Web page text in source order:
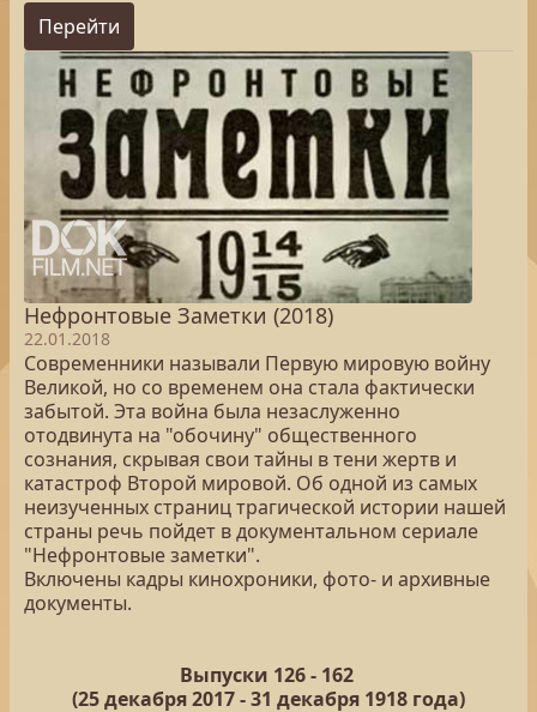
Перейти
Нефронтовые Заметки (2018)
22.01.2018
Современники называли Первую мировую войну
Великой, но со временем она стала фактически
забытой. Эта война была незаслуженно
отодвинута на "обочину" общественного
сознания, скрывая свои тайны в тени жертв и
катастроф Второй мировой. Об одной из самых
неизученных страниц трагической истории нашей
страны речь пойдет в документальном сериале
"Нефронтовые заметки".
Включены кадры кинохроники, фото- и архивные
документы.
Выпуски 126 - 162
(25декабря 2017 - 31 декабря 1918 года)